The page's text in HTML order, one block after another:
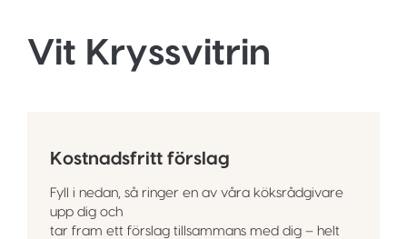
Vit Kryssvitrin
Kostnadsfritt förslag
Fyll i nedan, så ringer en av våra köksrådgivare
upp dig och
tar fram ett förslag tillsammans med dig – helt